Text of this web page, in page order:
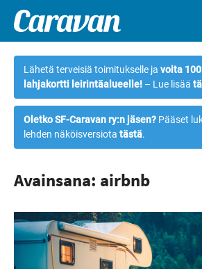
suoraan
sisältöön
Caravan-
lehti
Leirintämatkailun
erikoislehti
Lähetä terveisiä toimitukselle ja voita
lahjakortti leirintäalueelle! – Lue lisää
Oletko SF-Caravan ry:n jäsen? Pääset
lehden näköisversiota tästä.
Avainsana: airbnb